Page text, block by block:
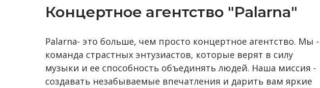
Концертное агентство "Palarna"
Palarna- это больше, чем просто концертное агентство. Мы -
команда страстных энтузиастов, которые верят в силу
музыки и ее способность объединять людей. Наша миссия -
создавать незабываемые впечатления и дарить вам яркие